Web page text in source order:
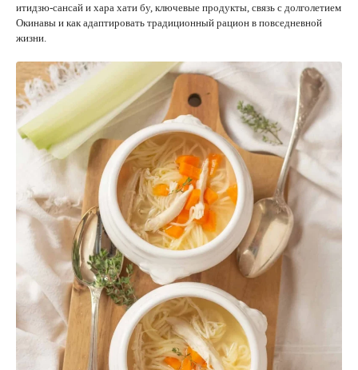
итидзю-сансай и хара хати бу, ключевые продукты, связь с долголетием
Окинавы и как адаптировать традиционный рацион в повседневной
жизни.